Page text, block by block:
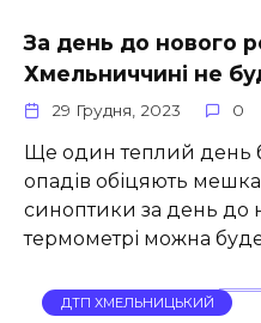
За день до нового
Хмельниччині не
29 Грудня, 2023 0
Ще один теплий день
опадів обіцяють
синоптики за день до
термометрі можна
ДТП ХМЕЛЬНИЦЬКИЙ